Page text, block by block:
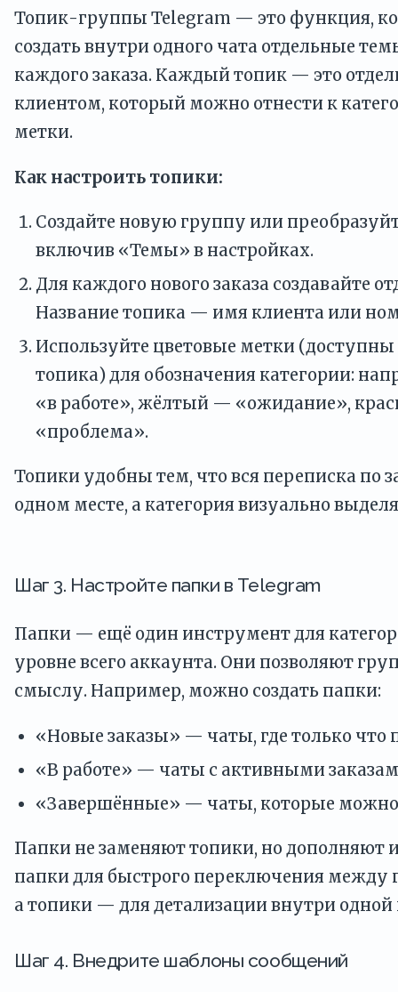
Топик-группы Telegram — это функция,
создать внутри одного чата отдельные
каждого заказа. Каждый топик — это
клиентом, который можно отнести к
метки.
Как настроить топики:
Создайте новую группу или
включив «Темы» в настройках.
Для каждого нового заказа создавайте
Название топика — имя клиента или
Используйте цветовые метки (доступны
топика) для обозначения категории:
«в работе», жёлтый — «ожидание»,
«проблема».
Топики удобны тем, что вся переписка по
одном месте, а категория визуально
Шаг 3. Настройте папки в Telegram
Папки — ещё один инструмент для
уровне всего аккаунта. Они позволяют
смыслу. Например, можно создать папки:
«Новые заказы» — чаты, где только что
«В работе» — чаты с активными
«Завершённые» — чаты, которые можно
Папки не заменяют топики, но дополняют
папки для быстрого переключения между
а топики — для детализации внутри
Шаг 4. Внедрите шаблоны сообщений